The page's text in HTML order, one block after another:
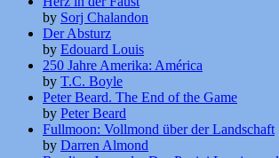
by Sorj Chalandon
Der Absturz
by Edouard Louis
250 Jahre Amerika: América
by T.C. Boyle
Peter Beard. The End of the Game
by Peter Beard
Fullmoon: Vollmond über der Landschaft
by Darren Almond